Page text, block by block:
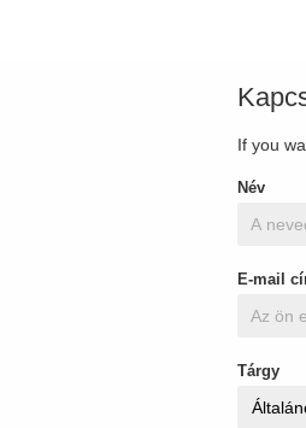
If you
Név
E-mail
Tárgy